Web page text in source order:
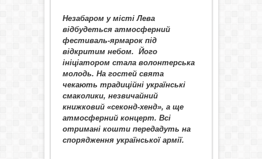
Незабаром у місті Лева
відбудеться атмосферний
фестиваль-ярмарок під
відкритим небом. Його
ініціатором стала волонтерська
молодь. На гостей свята
чекають традиційні українські
смаколики, незвичайний
книжковий «секонд-хенд», а ще
атмосферний концерт. Всі
отримані кошти передадуть на
спорядження української армії.